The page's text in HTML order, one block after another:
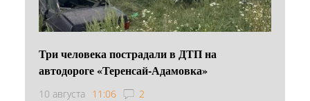
Три человека пострадали в ДТП на
автодороге «Теренсай-Адамовка»
10 августа 11:06 2